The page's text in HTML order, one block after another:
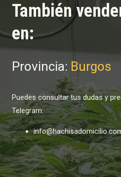
También
en:
Provincia: Burgos
Puedes consultar tus dudas y
Telegram: